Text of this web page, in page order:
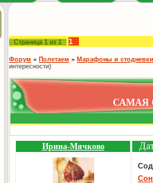
Страница1из1 1
Форум » Полетаем » Марафоны и стодневки
интересности)
САМАЯ
Ирина-Мячково